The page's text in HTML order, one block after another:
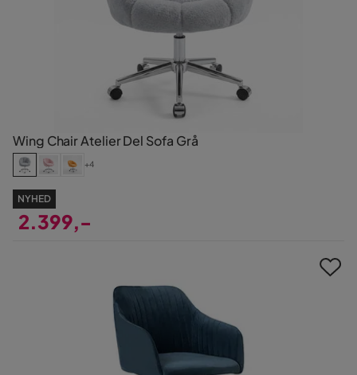
Wing Chair Atelier Del Sofa Grå
+4
NYHED
2.399,-